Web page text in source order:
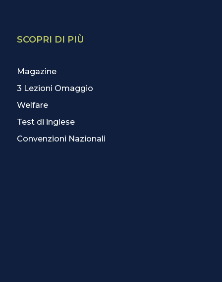
SCOPRI DI PIÙ
Magazine
3 Lezioni Omaggio
Welfare
Test di inglese
Convenzioni Nazionali